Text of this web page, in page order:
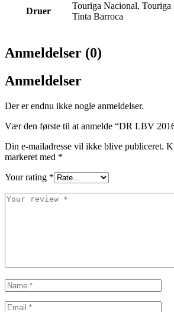
Druer
Touriga Nacional, Touriga
Tinta Barroca
Anmeldelser (0)
Anmeldelser
Der er endnu ikke nogle anmeldelser.
Vær den første til at anmelde “DR LBV
Din e-mailadresse vil ikke blive publiceret.
markeret med *
Your rating *